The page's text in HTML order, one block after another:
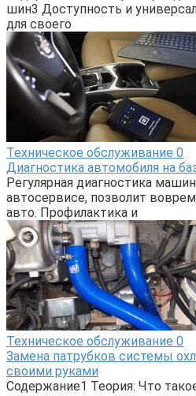
шин3 Доступность и
для своего
Техническое обслуживание 0
Диагностика автомобиля на
Регулярная диагностика
автосервисе, позволит
авто. Профилактика и
Техническое обслуживание 0
Замена патрубков системы
своими руками
Содержание1 Теория: Что